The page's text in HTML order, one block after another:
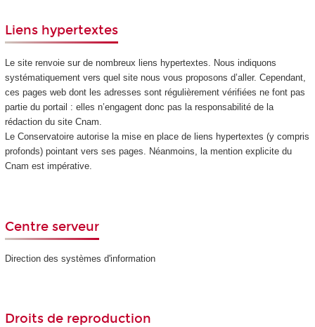
Liens hypertextes
Le site renvoie sur de nombreux liens hypertextes. Nous indiquons
systématiquement vers quel site nous vous proposons d’aller. Cependant,
ces pages web dont les adresses sont régulièrement vérifiées ne font pas
partie du portail : elles n’engagent donc pas la responsabilité de la
rédaction du site Cnam.
Le Conservatoire autorise la mise en place de liens hypertextes (y compris
profonds) pointant vers ses pages. Néanmoins, la mention explicite du
Cnam est impérative.
Centre serveur
Direction des systèmes d'information
Droits de reproduction